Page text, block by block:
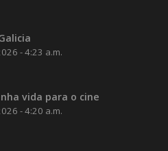
- 4:23 a.m.
vida para o cine
- 4:20 a.m.